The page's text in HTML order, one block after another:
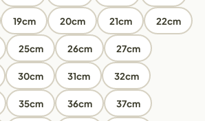
19cm 20cm 21cm 22cm
25cm 26cm 27cm
30cm 31cm 32cm
35cm 36cm 37cm